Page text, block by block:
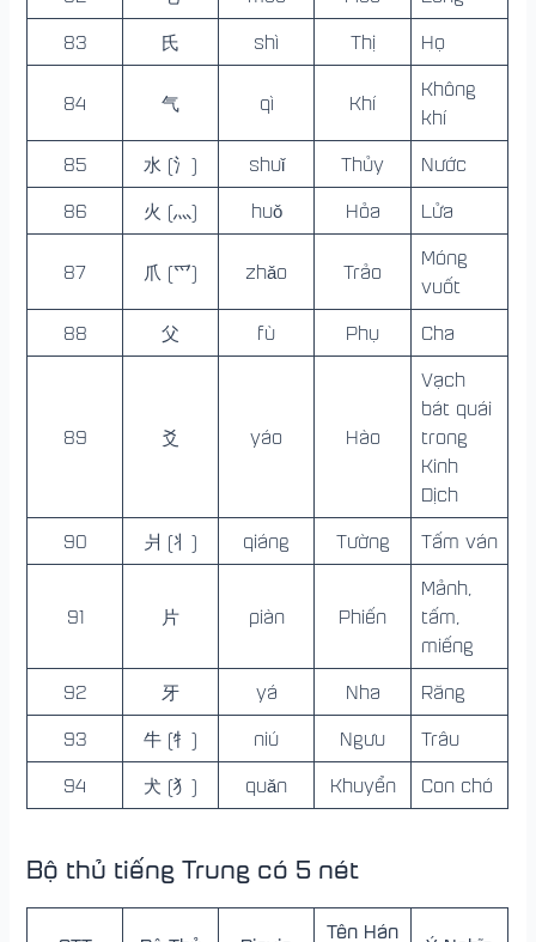
83
氏 shì Thị Họ
84 气 qì Khí
Không
khí
85
水 (氵) shuǐ Thủy
Nước
86
火 (灬) huǒ Hỏa Lửa
87 爪 (爫) zhǎo Trảo
Móng
vuốt
88
父 fù Phụ Cha
89 爻 yáo Hào
Vạch
bát quái
trong
Kinh
Dịch
90
爿 (丬) qiáng Tường Tấm ván
91 片 piàn Phiến
Mảnh,
tấm,
miếng
92
牙 yá Nha
Răng
93
牛 (牜) niú Ngưu
Trâu
94
犬 (犭) quǎn Khuyển Con chó
Bộ thủ tiếng Trung có 5 nét
Tên Hán